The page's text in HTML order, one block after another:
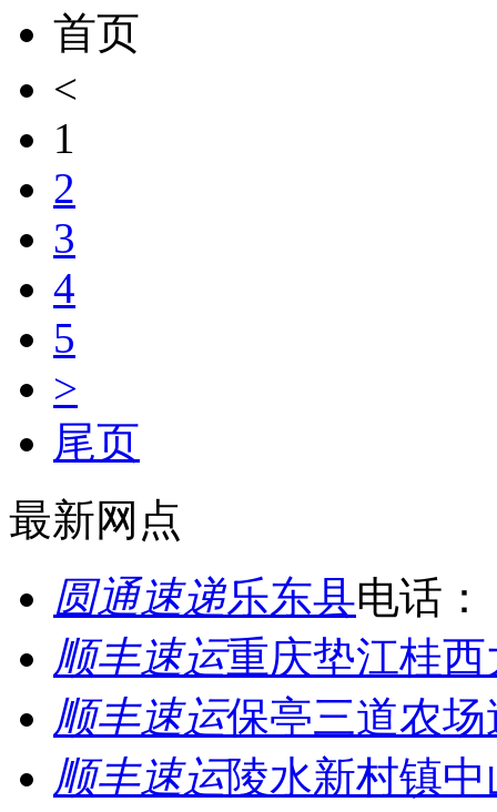
首页
<
1
2
3
4
5
>
尾页
最新网点
圆通速递乐东县电话：
顺丰速运重庆垫江桂
顺丰速运保亭三道农
顺丰速运陵水新村镇